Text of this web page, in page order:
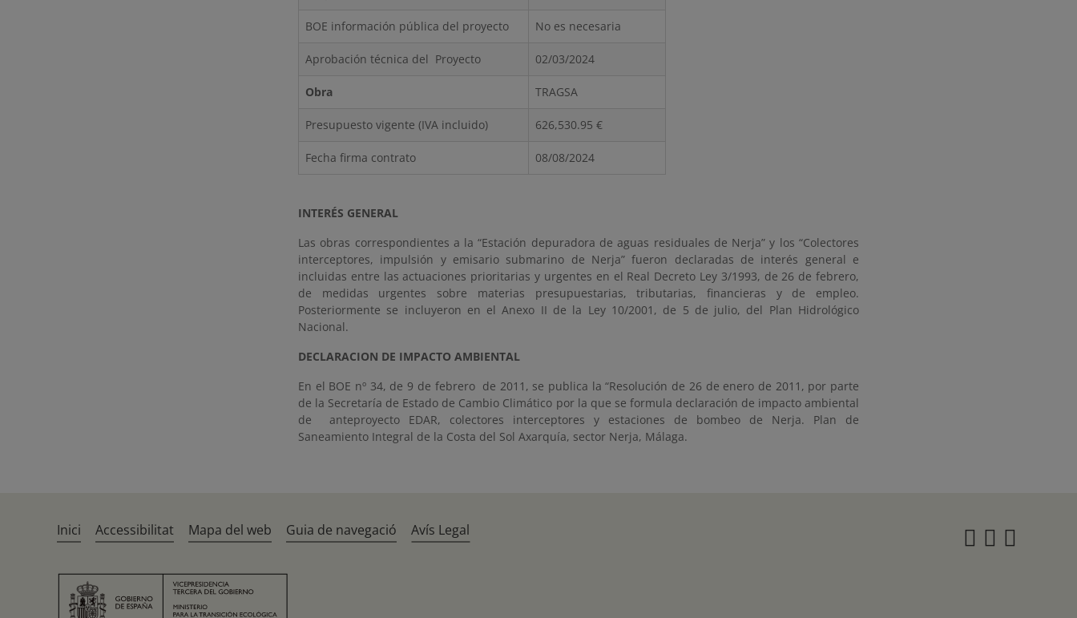
BOE información pública del proyecto No es necesaria
Aprobación técnica del Proyecto 02/03/2024
Obra TRAGSA
Presupuesto vigente (IVA incluido) 626,530.95 €
Fecha firma contrato 08/08/2024
INTERÉS GENERAL
Las obras correspondientes a la “Estación depuradora de aguas residuales de Nerja” y los “Colectores
interceptores, impulsión y emisario submarino de Nerja” fueron declaradas de interés general e
incluidas entre las actuaciones prioritarias y urgentes en el Real Decreto Ley 3/1993, de 26 de febrero,
de medidas urgentes sobre materias presupuestarias, tributarias, financieras y de empleo.
Posteriormente se incluyeron en el Anexo II de la Ley 10/2001, de 5 de julio, del Plan Hidrológico
Nacional.
DECLARACION DE IMPACTO AMBIENTAL
En el BOE nº 34, de 9 de febrero de 2011, se publica la “Resolución de 26 de enero de 2011, por parte
de la Secretaría de Estado de Cambio Climático por la que se formula declaración de impacto ambiental
de anteproyecto EDAR, colectores interceptores y estaciones de bombeo de Nerja. Plan de
Saneamiento Integral de la Costa del Sol Axarquía, sector Nerja, Málaga.
Inici Accessibilitat Mapa del web Guia de navegació Avís Legal Twitter